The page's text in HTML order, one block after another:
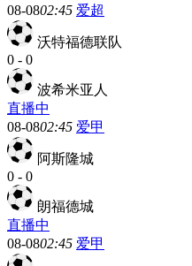
08-0802:45 爱超
沃特福德联队
0 - 0
波希米亚人
直播中
08-0802:45 爱甲
阿斯隆城
0 - 0
朗福德城
直播中
08-0802:45 爱甲